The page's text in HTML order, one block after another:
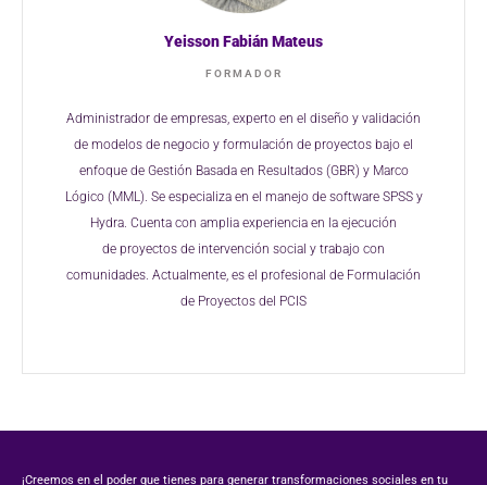
Yeisson Fabián Mateus
FORMADOR
Administrador de empresas, experto en el diseño y validación
de modelos de negocio y formulación de proyectos bajo el
enfoque de Gestión Basada en Resultados (GBR) y Marco
Lógico (MML). Se especializa en el manejo de software SPSS y
Hydra. Cuenta con amplia experiencia en la ejecución
de proyectos de intervención social y trabajo con
comunidades. Actualmente, es el profesional de Formulación
de Proyectos del PCIS
¡Creemos en el poder que tienes para generar transformaciones sociales en tu